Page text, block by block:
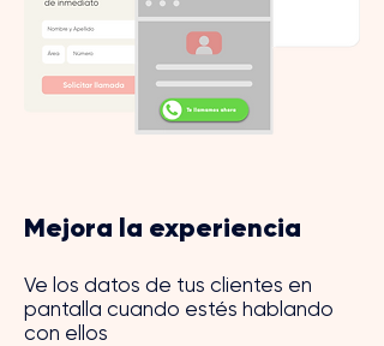
Mejora la experiencia
Ve los datos de tus clientes en
pantalla cuando estés hablando
con ellos